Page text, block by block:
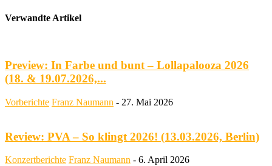
Verwandte Artikel
Preview: In Farbe und bunt – Lollapalooza 2026
(18. & 19.07.2026,...
Vorberichte Franz Naumann - 27. Mai 2026
Review: PVA – So klingt 2026! (13.03.2026, Berlin)
Konzertberichte Franz Naumann - 6. April 2026